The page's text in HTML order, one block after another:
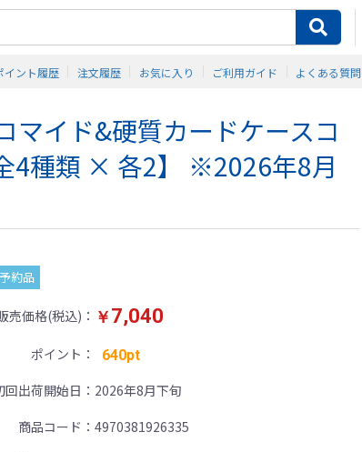
イント履歴 注文履歴 お気に入り ご利用ガイド よくある質問
マイド&硬質カードケースコ
4種類 × 各2】 ※2026年8月
予約品
売価格(税込) ￥7,040
ポイント 640pt
回出荷開始日
2026年8月下旬
商品コード
4970381926335